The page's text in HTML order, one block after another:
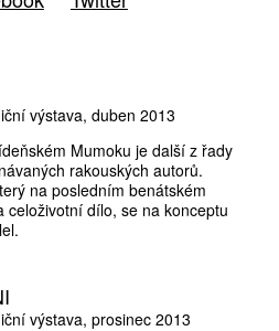
výstava duben 2013
Mumoku je další z řady
rakouských autorů.
na posledním benátském
celoživotní dílo, se na konceptu
výstava prosinec 2013